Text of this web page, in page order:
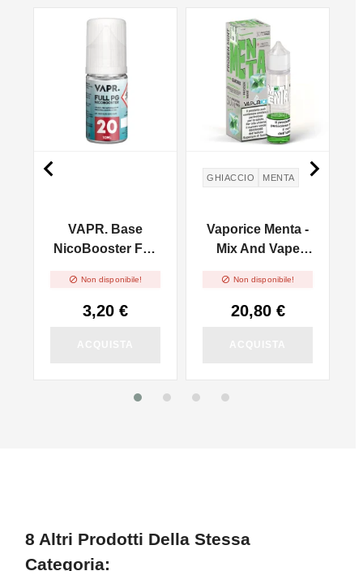
VAPR. Base
NicoBooster Full
 Non disponibile!
3,20 €
GHIACCIO MENTA
Vaporice Menta -
Mix And Vape
 Non disponibile!
20,80 €
NON DISPONIBILE
 
8 Altri Prodotti Della Stessa
Categoria: